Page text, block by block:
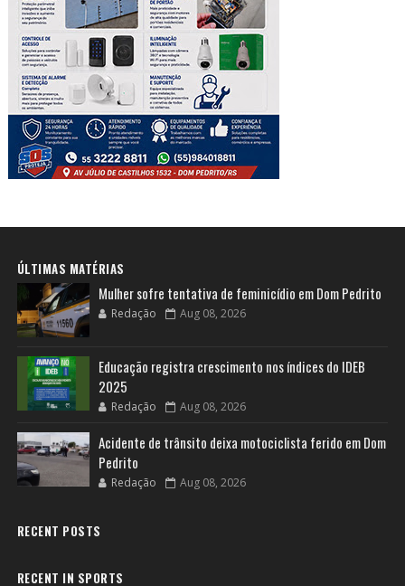
ÚLTIMAS MATÉRIAS
Mulher sofre tentativa de feminicídio em Dom Pedrito
Redação Aug 08, 2026
Educação registra crescimento nos índices do IDEB
2025
Redação Aug 08, 2026
Acidente de trânsito deixa motociclista ferido em Dom
Pedrito
Redação Aug 08, 2026
RECENT POSTS
RECENT IN SPORTS